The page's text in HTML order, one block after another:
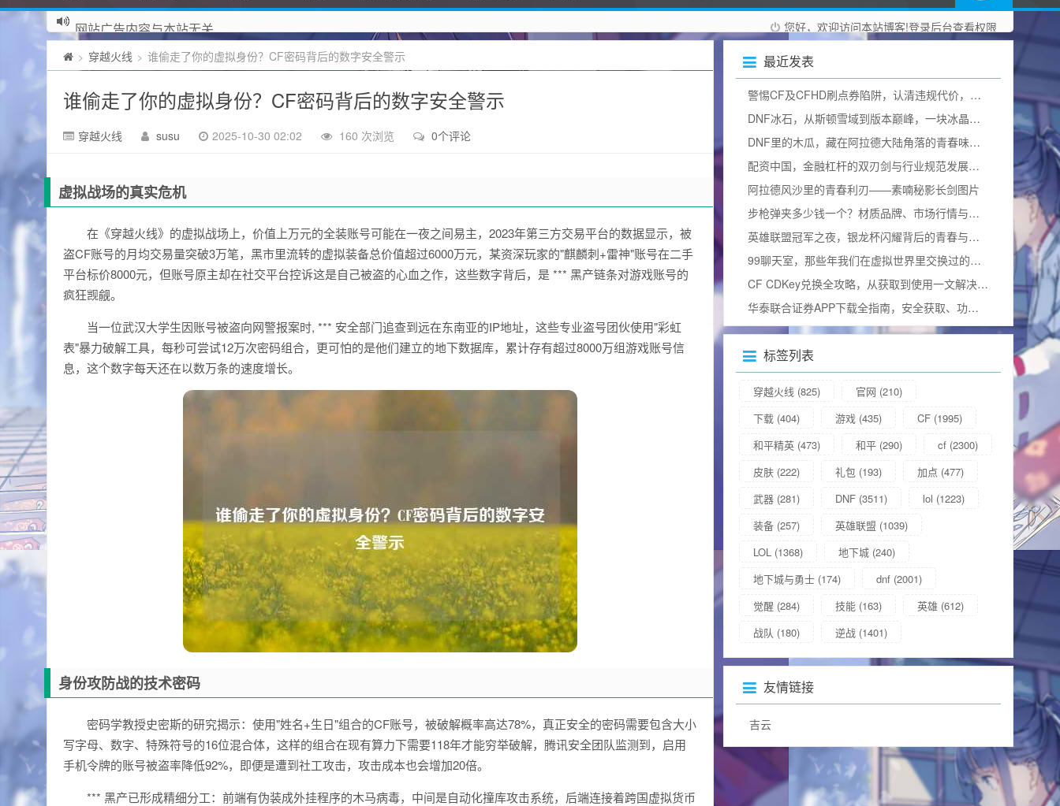
您好，欢迎访问本站博客!登录后台查看权限
网站广告内容与本站无关
> 穿越火线 > 谁偷走了你的虚拟身份？CF密码背后的数字安全警示
谁偷走了你的虚拟身份？CF密码背后的数字安全警示
穿越火线 susu 2025-10-30 02:02 160 次浏览 0个评论
虚拟战场的真实危机
在《穿越火线》的虚拟战场上，价值上万元的全装账号可能在一夜之间易主，2023年第三方交易平台的数据显示，被
盗CF账号的月均交易量突破3万笔，黑市里流转的虚拟装备总价值超过6000万元，某资深玩家的"麒麟刺+雷神"账号在二手
平台标价8000元，但账号原主却在社交平台控诉这是自己被盗的心血之作，这些数字背后，是 *** 黑产链条对游戏账号的
疯狂觊觎。
当一位武汉大学生因账号被盗向网警报案时, *** 安全部门追查到远在东南亚的IP地址，这些专业盗号团伙使用"彩虹
表"暴力破解工具，每秒可尝试12万次密码组合，更可怕的是他们建立的地下数据库，累计存有超过8000万组游戏账号信
息，这个数字每天还在以数万条的速度增长。
身份攻防战的技术密码
密码学教授史密斯的研究揭示：使用"姓名+生日"组合的CF账号，被破解概率高达78%，真正安全的密码需要包含大小
写字母、数字、特殊符号的16位混合体，这样的组合在现有算力下需要118年才能穷举破解，腾讯安全团队监测到，启用
手机令牌的账号被盗率降低92%，即便是遭到社工攻击，攻击成本也会增加20倍。
*** 黑产已形成精细分工：前端有伪装成外挂程序的木马病毒，中间是自动化撞库攻击系统，后端连接着跨国虚拟货币
最近发表
警惕CF及CFHD刷点券陷阱，认清违规代价，树立正确游戏观
DNF冰石，从斯顿雪域到版本巅峰，一块冰晶背后的阿拉德史诗与冰石碎片
DNF里的木瓜，藏在阿拉德大陆角落的青春味道dnf木瓜有什么用
配资中国，金融杠杆的双刃剑与行业规范发展之路
阿拉德风沙里的青春利刃——素喃秘影长剑图片
步枪弹夹多少钱一个？材质品牌、市场行情与合法边界全揭秘
英雄联盟冠军之夜，银龙杯闪耀背后的青春与热血加冕礼
99聊天室，那些年我们在虚拟世界里交换过的青春
CF CDKey兑换全攻略，从获取到使用一文解决所有疑问（含2025兑换码）
华泰联合证券APP下载全指南，安全获取、功能解析与使用技巧
标签列表
穿越火线 (825) 官网 (210)
下载 (404) 游戏 (435) CF (1995)
和平精英 (473) 和平 (290) cf (2300)
皮肤 (222) 礼包 (193) 加点 (477)
武器 (281) DNF (3511) lol (1223)
装备 (257) 英雄联盟 (1039)
LOL (1368) 地下城 (240)
地下城与勇士 (174) dnf (2001)
觉醒 (284) 技能 (163) 英雄 (612)
战队 (180) 逆战 (1401)
友情链接
吉云